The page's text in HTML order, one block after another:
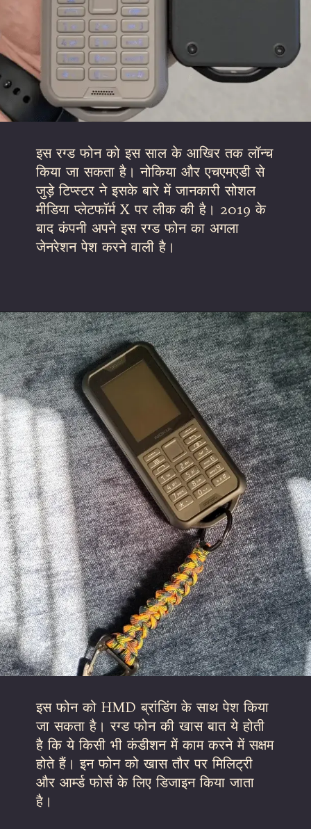
इस रग्ड फोन को इस साल के आखिर तक लॉन्च
किया जा सकता है। नोकिया और एचएमएडी से
जुड़े टिप्स्टर ने इसके बारे में जानकारी सोशल
मीडिया प्लेटफॉर्म X पर लीक की है। 2019 के
बाद कंपनी अपने इस रग्ड फोन का अगला
जेनरेशन पेश करने वाली है।
इस फोन को HMD ब्रांडिंग के साथ पेश किया
जा सकता है। रग्ड फोन की खास बात ये होती
है कि ये किसी भी कंडीशन में काम करने में सक्षम
होते हैं। इन फोन को खास तौर पर मिलिट्री
और आर्म्ड फोर्स के लिए डिजाइन किया जाता
है।